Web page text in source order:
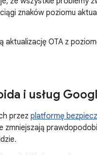
znaków poziomu
aktualizację OTA z
i usług
przez platformę
zmniejszają